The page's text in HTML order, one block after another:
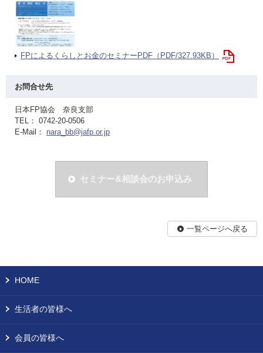
FPによるくらしとお金のセミナーPDF（PDF/327.93KB）
お問合せ先
日本FP協会 奈良支部
TEL： 0742-20-0506
E-Mail： nara_bb@jafp.or.jp
セミナー&相談会のお申込み
一覧ページへ戻る
HOME
生活者の皆様へ
会員の皆様へ